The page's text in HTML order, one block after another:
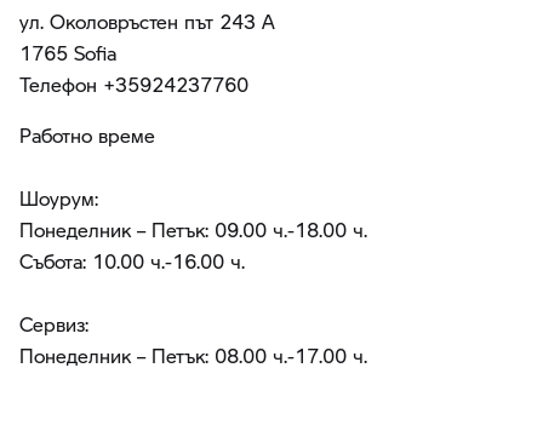
ул. Околовръстен път 243 А
1765 Sofia
Teлефон +35924237760
Работно време
Шоурум:
Понеделник – Петък: 09.00 ч.-18.00 ч.
Събота: 10.00 ч.-16.00 ч.
Сервиз:
Понеделник – Петък: 08.00 ч.-17.00 ч.